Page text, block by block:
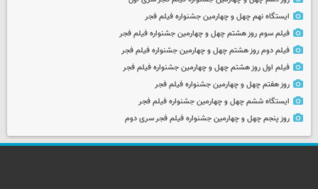
ایستگاه نهم چهل و چهارمین جشنواره فیلم فجر
فیلم سوم روز هشتم چهل و چهارمین جشنواره فیلم فجر
فیلم دوم روز هشتم چهل و چهارمین جشنواره فیلم فجر
فیلم اول روز هشتم چهل و چهارمین جشنواره فیلم فجر
روز هفتم چهل و چهارمین جشنواره فیلم فجر
ایستگاه ششم چهل و چهارمین جشنواره فیلم فجر
روز پنجم چهل و چهارمین جشنواره فیلم فجر سری دوم